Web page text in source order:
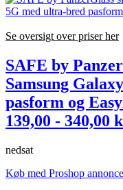
Se oversigt over priser her
SAFE by
Samsung
pasform og
139,00 - 340,00
nedsat
Køb med Proshop